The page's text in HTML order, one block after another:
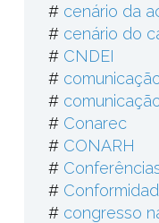
# cenário da
# cenário do
# CNDEI
#
#
# Conarec
# CONARH
#
#
# congresso